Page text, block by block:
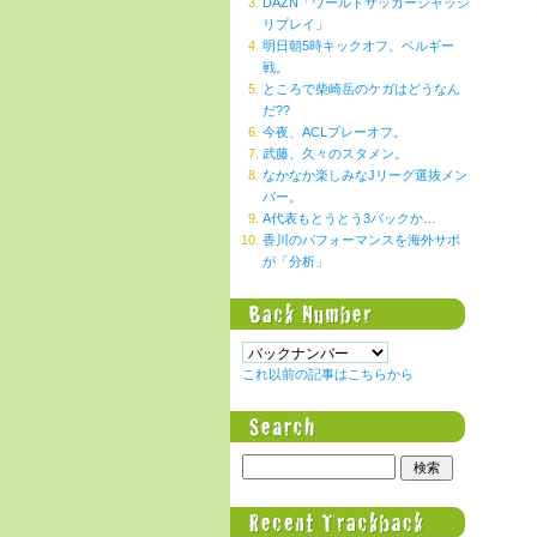
リプレイ」
明日朝5時キックオフ、ベルギー
戦。
ところで柴崎岳のケガはどうなん
だ??
今夜、ACLプレーオフ。
武藤、久々のスタメン。
なかなか楽しみなJリーグ選抜メン
バー。
A代表もとうとう3バックか…
香川のパフォーマンスを海外サポ
が「分析」
これ以前の記事はこちらから